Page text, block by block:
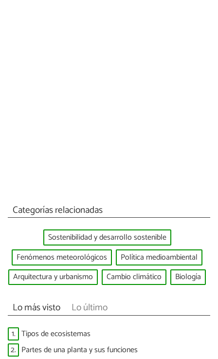
Categorías relacionadas
Sostenibilidad y desarrollo sostenible
Fenómenos meteorológicos
Política medioambiental
Arquitectura y urbanismo
Cambio climático Biología
Lo más visto Lo último
1. Tipos de ecosistemas
2. Partes de una planta y sus funciones